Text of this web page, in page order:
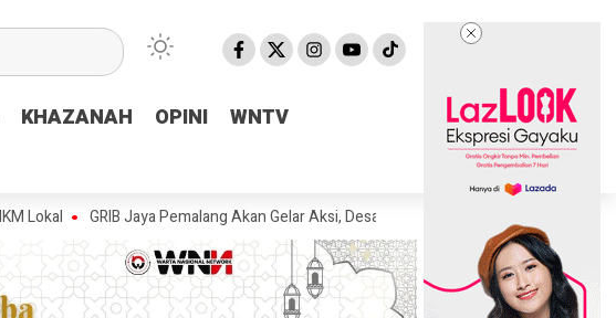
KHAZANAH OPINI
WNTV
KHAZANAH OPINI
WNTV
GRIB Jaya Pemalang Akan Gelar Aksi, Desak KPK Tuntaskan Dugaan Korupsi di Pemalang